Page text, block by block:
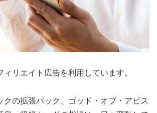
リエイト広告を利用しています。
クの拡張パック、ゴッド・オブ・アビス